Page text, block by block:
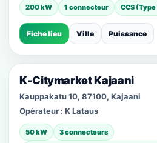
200 kW 1 connecteur CCS
Fiche lieu Ville Puissance
K-Citymarket Kajaani
Kauppakatu 10, 87100, Kajaani
Opérateur : K Lataus
50 kW
3 connecteurs